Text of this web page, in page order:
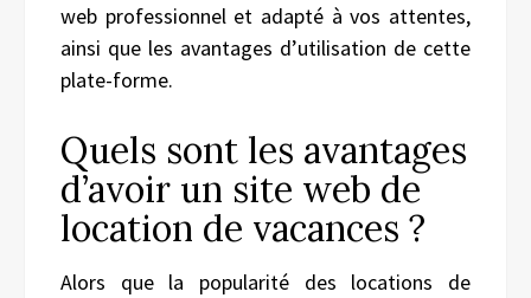
web professionnel et adapté à vos attentes,
ainsi que les avantages d’utilisation de cette
plate-forme.
Quels sont les avantages
d’avoir un site web de
location de vacances ?
Alors que la popularité des locations de